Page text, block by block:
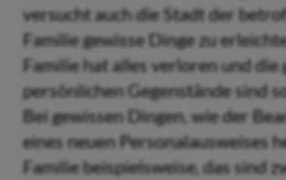
versucht auch die Stadt der
Familie gewisse Dinge zu
Familie hat alles verloren und die
persönlichen Gegenstände sind
Bei gewissen Dingen, wie der
eines neuen Personalausweises
Familie beispielsweise, das sind